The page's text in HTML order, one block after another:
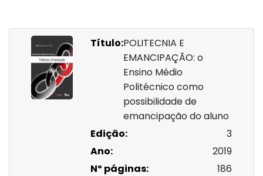
Título:POLITECNIA E
EMANCIPAÇÃO: o
Ensino Médio
Politécnico como
possibilidade de
emancipação do aluno
Edição:
3
Ano:
2019
Nº páginas:
186